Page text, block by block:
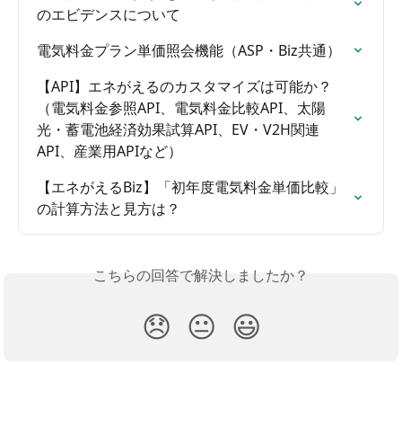
のエビデンスについて
電気料金プラン単価照会機能（ASP・Biz共通）
【API】エネがえるのカスタマイズは可能か？
（電気料金参照API、電気料金比較API、太陽
光・蓄電池経済効果試算API、EV・V2H関連
API、産業用APIなど）
【エネがえるBiz】「初年度電気料金単価比較」
の計算方法と見方は？
こちらの回答で解決しましたか？
😞 😐 😃